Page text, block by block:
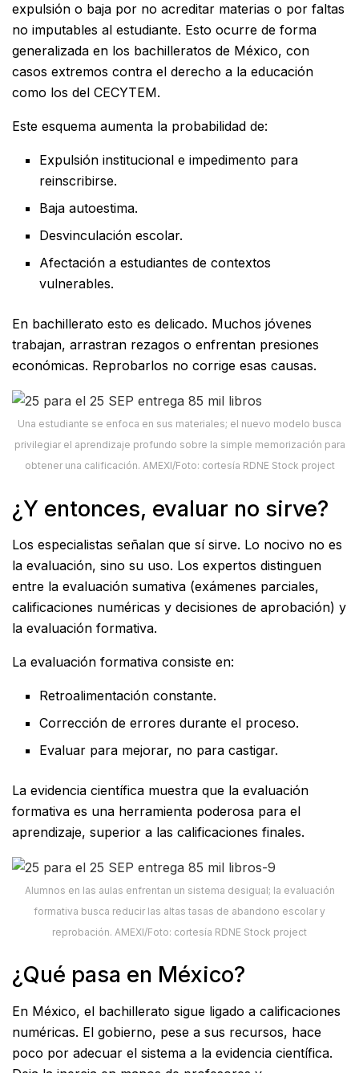
expulsión o baja por no acreditar materias o por faltas
no imputables al estudiante. Esto ocurre de forma
generalizada en los bachilleratos de México, con
casos extremos contra el derecho a la educación
como los del CECYTEM.
Este esquema aumenta la probabilidad de:
Expulsión institucional e impedimento para
reinscribirse.
Baja autoestima.
Desvinculación escolar.
Afectación a estudiantes de contextos
vulnerables.
En bachillerato esto es delicado. Muchos jóvenes
trabajan, arrastran rezagos o enfrentan presiones
económicas. Reprobarlos no corrige esas causas.
Una estudiante se enfoca en sus materiales; el nuevo modelo busca
privilegiar el aprendizaje profundo sobre la simple memorización para
obtener una calificación. AMEXI/Foto: cortesía RDNE Stock project
¿Y entonces, evaluar no sirve?
Los especialistas señalan que sí sirve. Lo nocivo no es
la evaluación, sino su uso. Los expertos distinguen
entre la evaluación sumativa (exámenes parciales,
calificaciones numéricas y decisiones de aprobación) y
la evaluación formativa.
La evaluación formativa consiste en:
Retroalimentación constante.
Corrección de errores durante el proceso.
Evaluar para mejorar, no para castigar.
La evidencia científica muestra que la evaluación
formativa es una herramienta poderosa para el
aprendizaje, superior a las calificaciones finales.
Alumnos en las aulas enfrentan un sistema desigual; la evaluación
formativa busca reducir las altas tasas de abandono escolar y
reprobación. AMEXI/Foto: cortesía RDNE Stock project
¿Qué pasa en México?
En México, el bachillerato sigue ligado a calificaciones
numéricas. El gobierno, pese a sus recursos, hace
poco por adecuar el sistema a la evidencia científica.